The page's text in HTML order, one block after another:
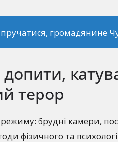
громадянине
допити,
терор
режиму: брудні камери,
фізичного та